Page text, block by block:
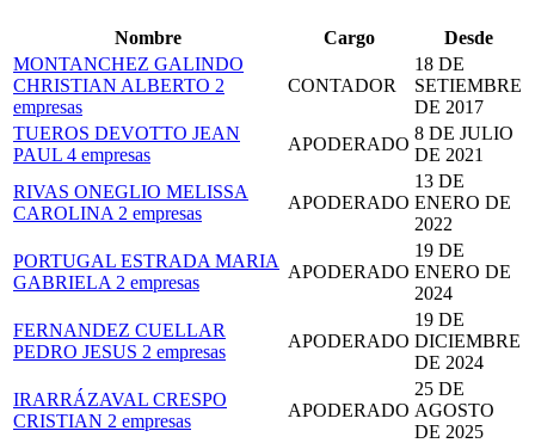
Nombre Cargo
Desde
MONTANCHEZ GALINDO
CHRISTIAN ALBERTO 2
empresas
CONTADOR
18 DE
SETIEMBRE
DE 2017
TUEROS DEVOTTO JEAN
PAUL 4 empresas
APODERADO
8 DE JULIO
DE 2021
RIVAS ONEGLIO MELISSA
CAROLINA 2 empresas
APODERADO
13 DE
ENERO DE
2022
PORTUGAL ESTRADA MARIA
GABRIELA 2 empresas
APODERADO
19 DE
ENERO DE
2024
FERNANDEZ CUELLAR
PEDRO JESUS 2 empresas
APODERADO
19 DE
DICIEMBRE
DE 2024
IRARRÁZAVAL CRESPO
CRISTIAN 2 empresas
APODERADO
25 DE
AGOSTO
DE 2025